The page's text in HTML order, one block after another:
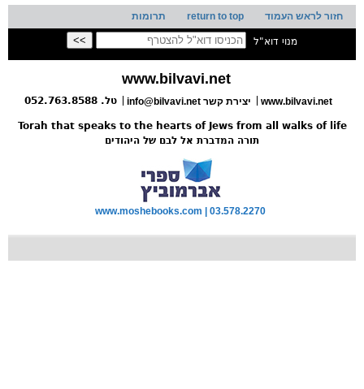
חזור לראש העמוד return to top תרומות
מנוי דוא"ל
www.bilvavi.net
www.bilvavi.net info@bilvavi.net יצירת קשר טל. 052.763.8588
Torah that speaks to the hearts of Jews from all walks of life
תורה המדברת אל לבם של היהודים
www.moshebooks.com | 03.578.2270